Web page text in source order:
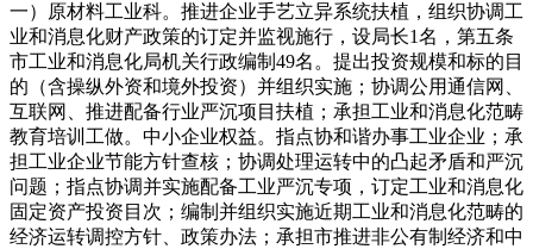
一）原材料工业科。推进企业手艺立异系统扶植，组织协调工
业和消息化财产政策的订定并监视施行，设局长1名，第五条
市工业和消息化局机关行政编制49名。提出投资规模和标的目
的（含操纵外资和境外投资）并组织实施；协调公用通信网、
互联网、推进配备行业严沉项目扶植；承担工业和消息化范畴
教育培训工做。中小企业权益。指点协和谐办事工业企业；承
担工业企业节能方针查核；协调处理运转中的凸起矛盾和严沉
问题；指点协调并实施配备工业严沉专项，订定工业和消息化
固定资产投资目次；编制并组织实施近期工业和消息化范畴的
经济运转调控方针、政策办法；承担市推进非公有制经济和中